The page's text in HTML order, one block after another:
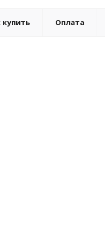
купить Оплата